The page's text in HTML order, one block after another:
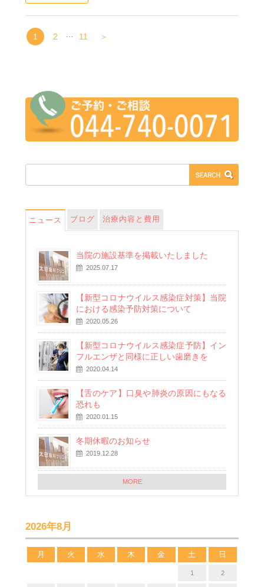
1 2 … 11 ＞
ニュース ブログ 治療内容と費用
当院の施設基準を掲載いたしました
2025.07.17
【新型コロナウイルス感染症対策】当院
における感染予防対策について
2020.05.26
【新型コロナウイルス感染症予防】イン
フルエンザと同様に正しい歯磨きを
2020.04.14
【舌のケア】口臭や肺炎の原因にもなる
恐れも
2020.01.15
冬期休暇のお知らせ
2019.12.28
MORE
2026年8月
月 火 水 木 金 土 日
1 2